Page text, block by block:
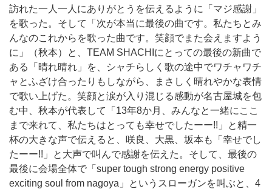
訪れた一人一人にありがとうを伝えるように「マジ感謝」
を歌った。そして「次が本当に最後の曲です。私たちとみ
んなのこれからを歌った曲です。笑顔でまた会えますよう
に」（秋本）と、TEAM SHACHIにとっての最後の新曲で
ある「晴れ晴れ」を、シャチらしく歌の途中でワチャワチ
ャとふざけ合ったりもしながら、まさしく晴れやかな表情
で歌い上げた。笑顔と涙が入り混じる感動が名古屋城を包
む中、秋本が代表して「13年8か月、みんなと一緒にここ
まで来れて、私たちはとっても幸せでしたーー!!」と精一
杯の大きな声で伝えると、咲良、大黒、坂本も「幸せでし
たーー!!」と大声で叫んで感謝を伝えた。そして、最後の
最後に会場全体で「super tough strong energy positive
exciting soul from nagoya」というスローガンを叫ぶと、4